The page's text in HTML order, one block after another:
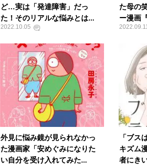
ど…実は「発達障害」だっ
た！そのリアルな悩みとは...
2022.10.05
た母の
ー漫画
外見に悩み鏡が見られなかっ
た漫画家「安めぐみになりた
い自分を受け入れてみた...
「ブス
キズム
者にき